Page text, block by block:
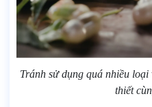
Tránh sử dụng quá nhiều
thiết